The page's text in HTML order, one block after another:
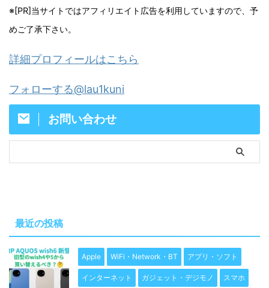
※[PR]当サイトではアフィリエイト広告を利用していますので、予
めご了承下さい。
詳細プロフィールはこちら
フォローする@lau1kuni
お問い合わせ
最近の投稿
Apple WiFi・Network・BT アプリ・ソフト
インターネット ガジェット・デジモノ スマホ